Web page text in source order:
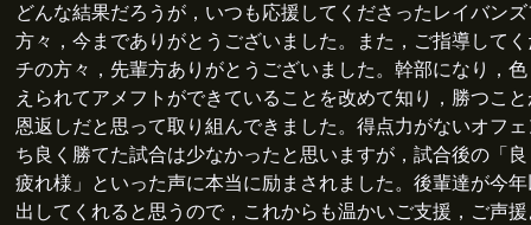
どんな結果だろうが，いつも応援してくださったレイバン
方々，今までありがとうございました。また，ご指導して
チの方々，先輩方ありがとうございました。幹部になり，
えられてアメフトができていることを改めて知り，勝つこ
恩返しだと思って取り組んできました。得点力がないオフ
ち良く勝てた試合は少なかったと思いますが，試合後の「
疲れ様」といった声に本当に励まされました。後輩達が今
出してくれると思うので，これからも温かいご支援，ご声